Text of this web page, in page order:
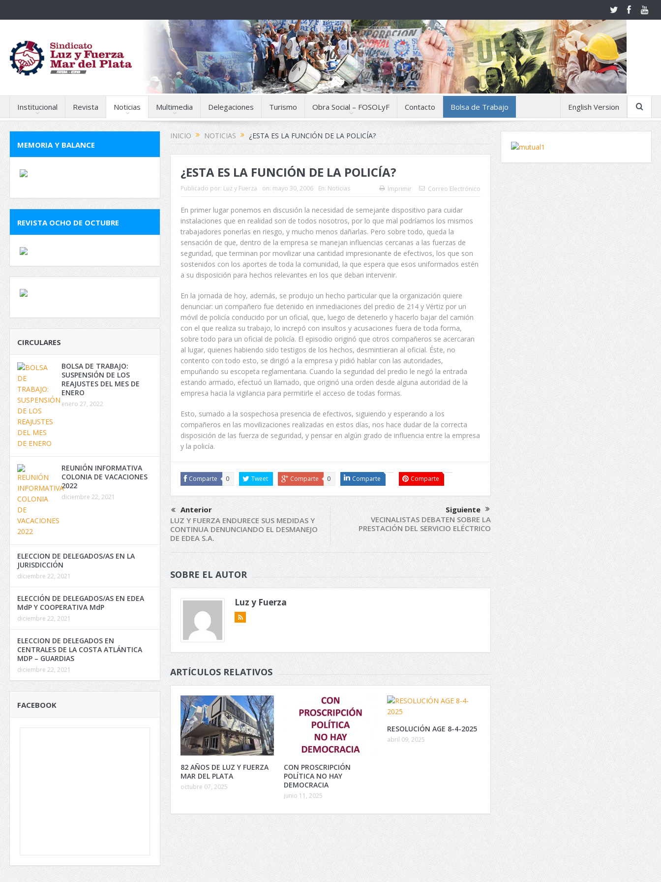
Institucional Revista Noticias Multimedia Delegaciones Turismo Obra Social – FOSOLyF Contacto Bolsa de Trabajo English Version
INICIO NOTICIAS ¿ESTA ES LA FUNCIÓN DE LA POLICÍA?
¿ESTA ES LA FUNCIÓN DE LA POLICÍA?
Publicado por: Luz y Fuerza on: mayo 30, 2006 En: Noticias Imprimir Correo Electrónico
En primer lugar ponemos en discusión la necesidad de semejante dispositivo para cuidar
instalaciones que en realidad son de todos nosotros, por lo que mal podríamos los mismos
trabajadores ponerlas en riesgo, y mucho menos dañarlas. Pero sobre todo, queda la
sensación de que, dentro de la empresa se manejan influencias cercanas a las fuerzas de
seguridad, que terminan por movilizar una cantidad impresionante de efectivos, los que son
sostenidos con los aportes de toda la comunidad, la que espera que esos uniformados estén
a su disposición para hechos relevantes en los que deban intervenir.
En la jornada de hoy, además, se produjo un hecho particular que la organización quiere
denunciar: un compañero fue detenido en inmediaciones del predio de 214 y Vértiz por un
móvil de policía conducido por un oficial, que, luego de detenerlo y hacerlo bajar del camión
con el que realiza su trabajo, lo increpó con insultos y acusaciones fuera de toda forma,
sobre todo para un oficial de policía. El episodio originó que otros compañeros se acercaran
al lugar, quienes habiendo sido testigos de los hechos, desmintieran al oficial. Éste, no
contento con todo esto, se dirigió a la empresa y pidió hablar con las autoridades,
empuñando su escopeta reglamentaria. Cuando la seguridad del predio le negó la entrada
estando armado, efectuó un llamado, que originó una orden desde alguna autoridad de la
empresa hacia la vigilancia para permitirle el acceso de todas formas.
Esto, sumado a la sospechosa presencia de efectivos, siguiendo y esperando a los
compañeros en las movilizaciones realizadas en estos días, nos hace dudar de la correcta
disposición de las fuerza de seguridad, y pensar en algún grado de influencia entre la empresa
y la policía.
Comparte 0 Tweet Comparte 0 Comparte Comparte
Anterior
LUZ Y FUERZA ENDURECE SUS MEDIDAS Y
CONTINUA DENUNCIANDO EL DESMANEJO
DE EDEA S.A.
Siguiente
VECINALISTAS DEBATEN SOBRE LA
PRESTACIÓN DEL SERVICIO ELÉCTRICO
SOBRE EL AUTOR
Luz y Fuerza
ARTÍCULOS RELATIVOS
82 AÑOS DE LUZ Y FUERZA
MAR DEL PLATA
octubre 07, 2025
CON PROSCRIPCIÓN
POLÍTICA NO HAY
DEMOCRACIA
junio 11, 2025
RESOLUCIÓN AGE 8-4-2025
abril 09, 2025
MEMORIA Y BALANCE
REVISTA OCHO DE OCTUBRE
CIRCULARES
BOLSA DE TRABAJO:
SUSPENSIÓN DE LOS
REAJUSTES DEL MES DE
ENERO
enero 27, 2022
REUNIÓN INFORMATIVA
COLONIA DE VACACIONES
2022
diciembre 22, 2021
ELECCION DE DELEGADOS/AS EN LA
JURISDICCIÓN
diciembre 22, 2021
ELECCIÓN DE DELEGADOS/AS EN EDEA
MdP Y COOPERATIVA MdP
diciembre 22, 2021
ELECCION DE DELEGADOS EN
CENTRALES DE LA COSTA ATLÁNTICA
MDP – GUARDIAS
diciembre 22, 2021
FACEBOOK